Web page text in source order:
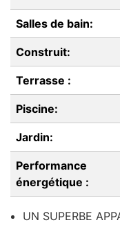
Salles de bain:
Construit:
Terrasse :
Piscine:
Jardin:
Performance
énergétique :
UN SUPERBE